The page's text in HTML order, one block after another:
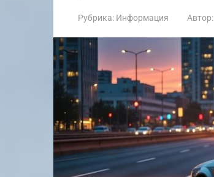
Рубрика: Информация Автор: